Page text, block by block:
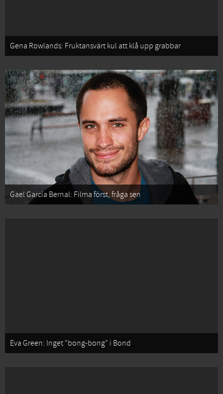
Gena Rowlands: Fruktansvärt kul att klå upp grabbar
Gael García Bernal: Filma först, fråga sen
Eva Green: Inget “bong-bong” i Bond